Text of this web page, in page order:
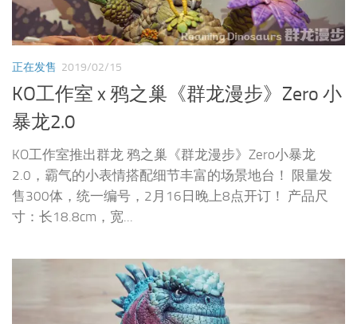
正在发售 2019/02/15
KO工作室 x 鸦之巢《群龙漫步》Zero 小
暴龙2.0
KO工作室推出群龙 鸦之巢《群龙漫步》Zero小暴龙
2.0，霸气的小表情搭配细节丰富的场景地台！ 限量发
售300体，统一编号，2月16日晚上8点开订！ 产品尺
寸：长18.8cm，宽...